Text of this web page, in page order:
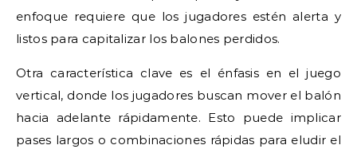
enfoque requiere que los jugadores estén alerta y
listos para capitalizar los balones perdidos.
Otra característica clave es el énfasis en el juego
vertical, donde los jugadores buscan mover el balón
hacia adelante rápidamente. Esto puede implicar
pases largos o combinaciones rápidas para eludir el